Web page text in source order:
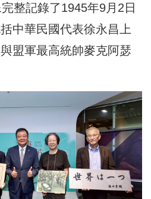
整記錄了1945年9月2日
中華民國代表徐永昌上
盟軍最高統帥麥克阿瑟